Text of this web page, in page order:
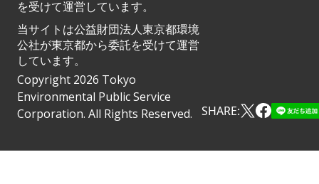
を受けて運営しています。
当サイトは公益財団法人東京都環境
公社が東京都から委託を受けて運営
しています。
Copyright 2026 Tokyo
Environmental Public Service
Corporation. All Rights Reserved.
SHARE: